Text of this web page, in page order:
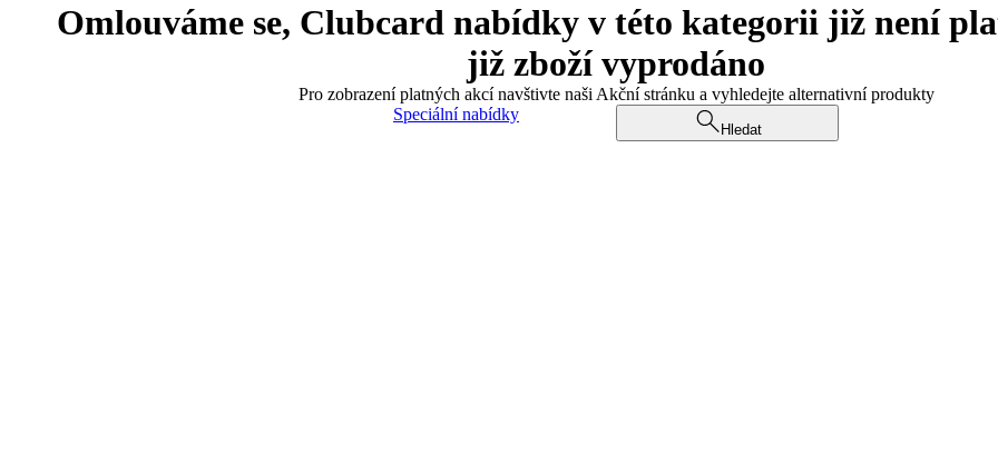
Omlouváme se, Clubcard nabídky v této kategorii již není
již zboží vyprodáno
Pro zobrazení platných akcí navštivte naši Akční stránku a vyhledejte alternativní produkty
Speciální nabídky
Hledat